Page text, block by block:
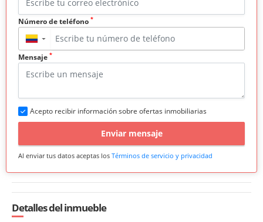
Número de teléfono *
▼
Mensaje *
Acepto recibir información sobre ofertas inmobiliarias
Enviar mensaje
Al enviar tus datos aceptas los Términos de servicio y privacidad
Detalles del inmueble